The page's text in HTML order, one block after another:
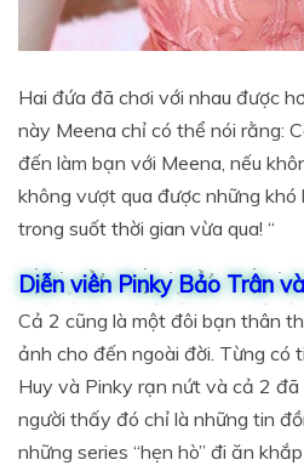
Hai đứa đã chơi với nhau được
này Meena chỉ có thể nói rằng:
đến làm bạn với Meena, nếu
không vượt qua được những
trong suốt thời gian vừa qua! “
Diễn viên Pinky Bảo Trân
Cả 2 cũng là một đôi bạn thân
ảnh cho đến ngoài đời. Từng có
Huy và Pinky rạn nứt và cả 2 đã
người thấy đó chỉ là những tin
những series “hẹn hò” đi ăn